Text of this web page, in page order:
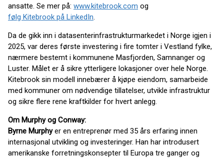
ansatte. Se mer på: www.kitebrook.com og
følg Kitebrook på LinkedIn.
Da de gikk inn i datasenterinfrastrukturmarkedet i Norge igjen i
2025, var deres første investering i fire tomter i Vestland fylke,
nærmere bestemt i kommunene Masfjorden, Samnanger og
Luster. Målet er å sikre ytterligere lokasjoner over hele Norge.
Kitebrook sin modell innebærer å kjøpe eiendom, samarbeide
med kommuner om nødvendige tillatelser, utvikle infrastruktur
og sikre flere rene kraftkilder for hvert anlegg.
Om Murphy og Conway:
Byrne Murphyer en entreprenør med 35 års erfaring innen
internasjonal utvikling og investeringer. Han har introdusert
amerikanske forretningskonsepter til Europa tre ganger og